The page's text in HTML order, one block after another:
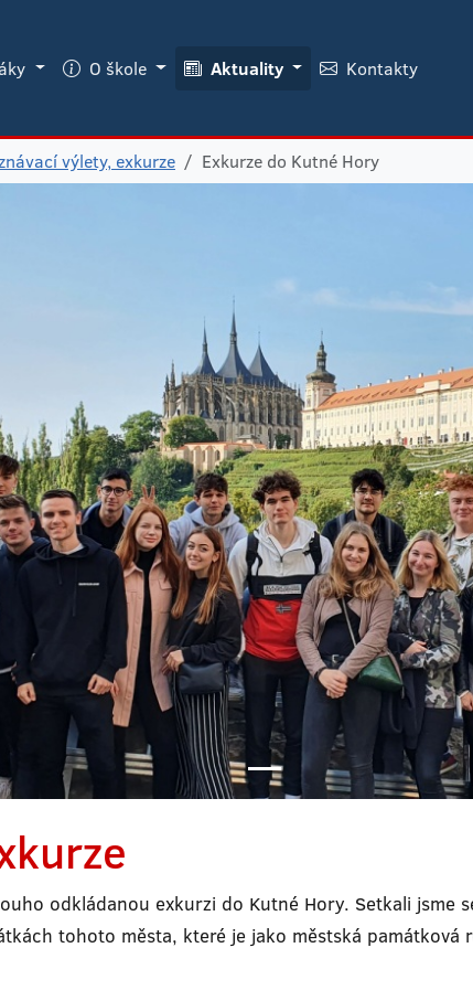
O škole Aktuality Kontakty
výlety, exkurze Exkurze do Kutné Hory
odkládanou exkurzi do Kutné Hory. Setkali jsme
tohoto města, které je jako městská památková